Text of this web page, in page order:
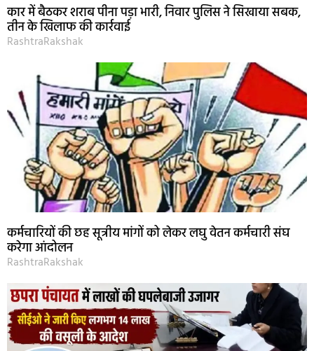
कार में बैठकर शराब पीना पड़ा भारी, निवार पुलिस ने सिखाया सबक,
तीन के खिलाफ की कार्रवाई
RashtraRakshak
कर्मचारियों की छह सूत्रीय मांगों को लेकर लघु वेतन कर्मचारी संघ
करेगा आंदोलन
RashtraRakshak